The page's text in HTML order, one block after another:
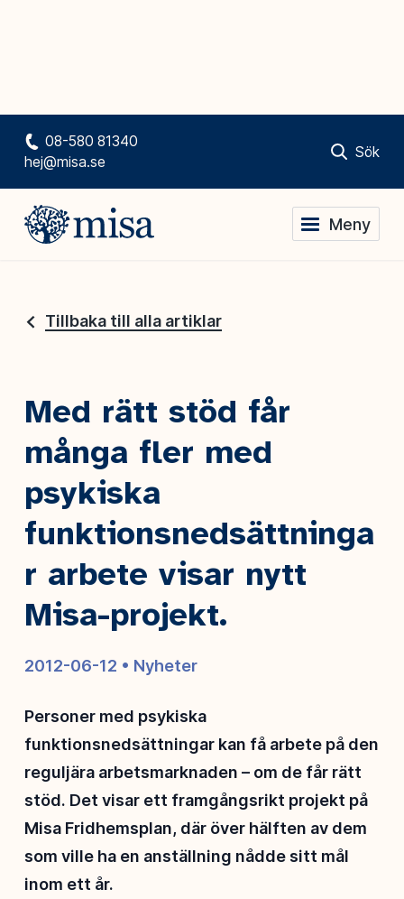
08-580 81340
hej@misa.se
Sök
Meny
Tillbaka till alla artiklar
Med rätt stöd får
många fler med
psykiska
funktionsnedsättninga
r arbete visar nytt
Misa-projekt.
2012-06-12 • Nyheter
Personer med psykiska
funktionsnedsättningar kan få arbete på den
reguljära arbetsmarknaden – om de får rätt
stöd. Det visar ett framgångsrikt projekt på
Misa Fridhemsplan, där över hälften av dem
som ville ha en anställning nådde sitt mål
inom ett år.